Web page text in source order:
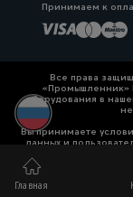
Принимаем к
Все права
«Промышленник»
оборудования в
Вы принимаете
данных и
свои данные в
Главная